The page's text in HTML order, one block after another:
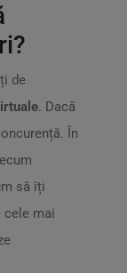
de
. Dacă
În
să îți
cele mai